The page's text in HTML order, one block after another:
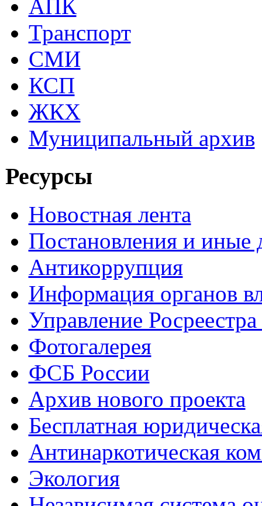
АПК
Транспорт
СМИ
КСП
ЖКХ
Муниципальный архив
Ресурсы
Новостная лента
Постановления и иные
Антикоррупция
Информация органов
Управление
Фотогалерея
ФСБ России
Архив нового проекта
Бесплатная
Антинаркотическая
Экология